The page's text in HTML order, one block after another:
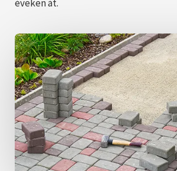
éveken át.